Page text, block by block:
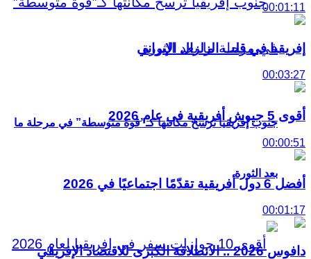
جنوب إفريقيا ترسخ مكانتها كـ”قوة متوسطة” في مرحلة ما
بعد الثورة
00:01:11
إفريقيا في قلب الزلزال الإيراني
00:03:27
أقوى 5 جيوش أفريقية في عام 2026
00:00:51
أفضل 6 دول أفريقية تقدّمًا اجتماعيًا في 2026
00:01:17
دافوس 2026 .. الانطلاقة الكبرى للاقتصاد الإفريقي